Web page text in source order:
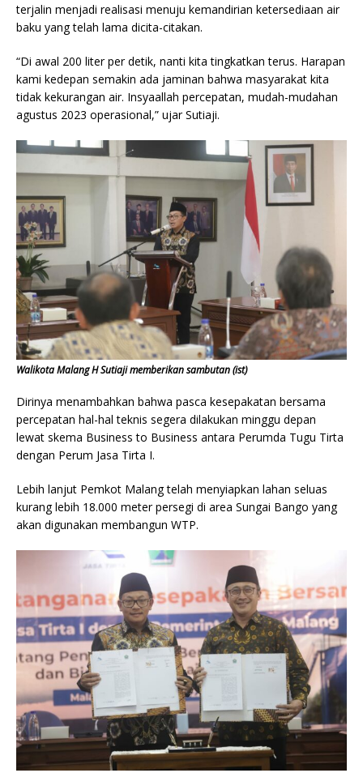
terjalin menjadi realisasi menuju kemandirian ketersediaan air
baku yang telah lama dicita-citakan.
“Di awal 200 liter per detik, nanti kita tingkatkan terus. Harapan
kami kedepan semakin ada jaminan bahwa masyarakat kita
tidak kekurangan air. Insyaallah percepatan, mudah-mudahan
agustus 2023 operasional,” ujar Sutiaji.
Walikota Malang H Sutiaji memberikan sambutan (ist)
Dirinya menambahkan bahwa pasca kesepakatan bersama
percepatan hal-hal teknis segera dilakukan minggu depan
lewat skema Business to Business antara Perumda Tugu Tirta
dengan Perum Jasa Tirta I.
Lebih lanjut Pemkot Malang telah menyiapkan lahan seluas
kurang lebih 18.000 meter persegi di area Sungai Bango yang
akan digunakan membangun WTP.